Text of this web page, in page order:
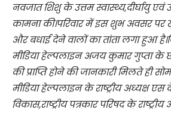
नवजात शिशु के उत्तम स्वास्थ्य,दीर्घायु
कामना की।परिवार में इस शुभ अवसर पर
और बधाई देने वालों का तांता लगा हुआ
मीडिया हेल्पलाइन अजय कुमार गुप्ता के
की प्राप्ति होने की जानकारी मिलते ही
मीडिया हेल्पलाइन के राष्ट्रीय अध्यक्ष एस
विकास,राष्ट्रीय पत्रकार परिषद के राष्ट्रीय